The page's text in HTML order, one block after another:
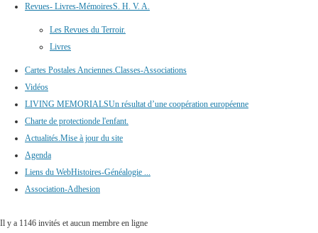
Revues- Livres-MémoiresS. H. V. A.
Les Revues du Terroir.
Livres
Cartes Postales Anciennes. Classes-Associations
Vidéos
LIVING MEMORIALSUn résultat d’une coopération européenne
Charte de protectionde l'enfant.
Actualités. Mise à jour du site
Agenda
Liens du WebHistoires-Généalogie ...
Association-Adhesion
Il y a 1146 invités et aucun membre en ligne